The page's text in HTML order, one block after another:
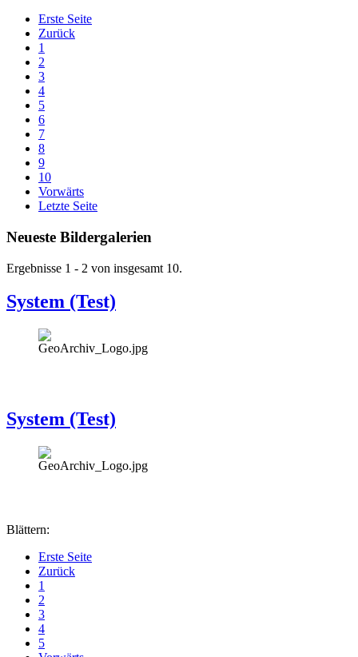
Erste Seite
Zurück
1
2
3
4
5
6
7
8
9
10
Vorwärts
Letzte Seite
Neueste Bildergalerien
Ergebnisse 1 - 2 von insgesamt 10.
System (Test)
System (Test)
Blättern:
Erste Seite
Zurück
1
2
3
4
5